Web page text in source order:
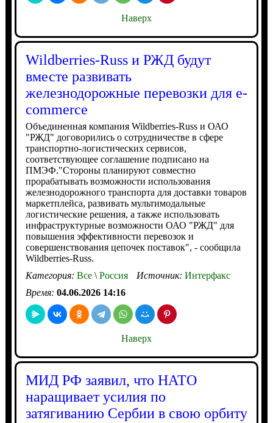
Наверх
Wildberries-Russ и РЖД будут
вместе развивать
железнодорожные перевозки для e-
commerce
Объединенная компания Wildberries-Russ и ОАО
"РЖД" договорились о сотрудничестве в сфере
транспортно-логистических сервисов,
соответствующее соглашение подписано на
ПМЭФ."Стороны планируют совместно
прорабатывать возможности использования
железнодорожного транспорта для доставки товаров
маркетплейса, развивать мультимодальные
логистические решения, а также использовать
инфраструктурные возможности ОАО "РЖД" для
повышения эффективности перевозок и
совершенствования цепочек поставок", - сообщила
Wildberries-Russ.
Категория: Все\Россия Источник: Интерфакс
Время: 04.06.2026 14:16
Наверх
МИД РФ заявил, что НАТО
наращивает усилия по
затягиванию Сербии в свою орбиту